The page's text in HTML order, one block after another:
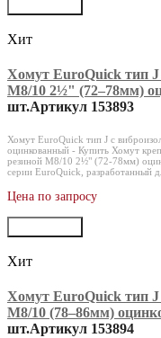
Хит
Хомут EuroQuick тип J
M8/10 2½" (72‒78мм)
шт.Артикул 153893
Хомут EuroQuick тип J с
оцинкованный - Купить Хомут
резиной M8/10 2½" (72-78мм)
серии EuroQuick, разработанный
Цена по запросу
Хит
Хомут EuroQuick тип J
M8/10 (78‒86мм)
шт.Артикул 153894